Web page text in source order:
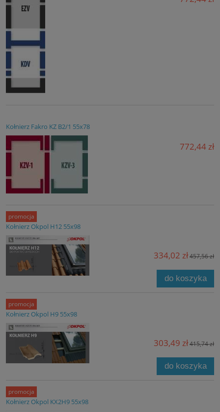
Kołnierz Fakro KZ B2/1 55x78
772,44 zł
Kołnierz Okpol H12 55x98
334,02 zł457,56 zł
do koszyka
promocja
Kołnierz Okpol H9 55x98
303,49 zł415,74 zł
do koszyka
promocja
Kołnierz Okpol KX2H9 55x98
promocja